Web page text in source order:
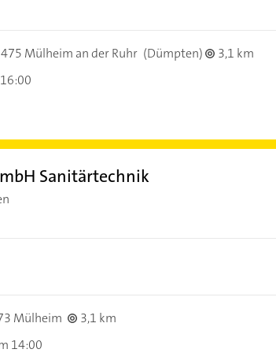
Mülheim an der Ruhr (Dümpten)
3,1 km
Sanitärtechnik
Mülheim
3,1 km
14:00